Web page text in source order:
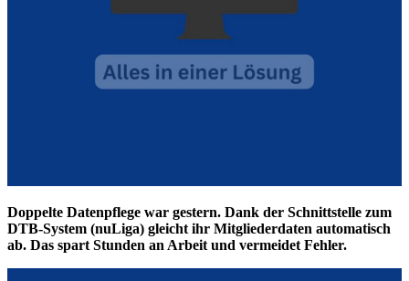
Doppelte Datenpflege war gestern. Dank der Schnittstelle zum
DTB-System (nuLiga) gleicht ihr Mitgliederdaten automatisch
ab. Das spart Stunden an Arbeit und vermeidet Fehler.